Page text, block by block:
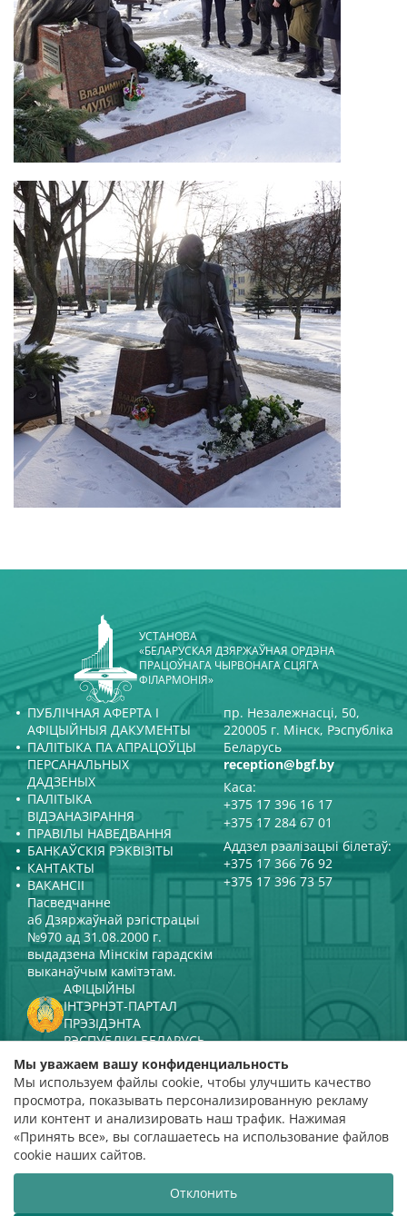
УСТАНОВА
«БЕЛАРУСКАЯ ДЗЯРЖАЎНАЯ ОРДЭНА
ПРАЦОЎНАГА ЧЫРВОНАГА СЦЯГА
ФІЛАРМОНІЯ»
ПУБЛІЧНАЯ АФЕРТА І
АФІЦЫЙНЫЯ ДАКУМЕНТЫ
ПАЛІТЫКА ПА АПРАЦОЎЦЫ
ПЕРСАНАЛЬНЫХ
ДАДЗЕНЫХ
ПАЛІТЫКА
ВІДЭАНАЗІРАННЯ
ПРАВІЛЫ НАВЕДВАННЯ
БАНКАЎСКІЯ РЭКВІЗІТЫ
КАНТАКТЫ
ВАКАНСІІ
пр. Незалежнасці, 50,
220005 г. Мінск, Рэспубліка
Беларусь
reception@bgf.by
Каса:
+375 17 396 16 17
+375 17 284 67 01
Аддзел рэалізацыі білетаў:
+375 17 366 76 92
+375 17 396 73 57
Пасведчанне
аб Дзяржаўнай рэгістрацыі
№970 ад 31.08.2000 г.
выдадзена Мінскім гарадскім
выканаўчым камітэтам.
АФІЦЫЙНЫ
ІНТЭРНЭТ-ПАРТАЛ
ПРЭЗІДЭНТА
РЭСПУБЛІКІ БЕЛАРУСЬ
МІНІСТЭРСТВА КУЛЬТУРЫ
РЭСПУБЛІКІ БЕЛАРУСЬ
ПАРТАЛ
РЭЙТЫНГАВАЙ АЦЭНКІ
адзнака 4,9
на падставе 112 водгукаў
Распрацоўка сайтаВТОП3
Мы уважаем вашу конфиденциальность
Мы используем файлы cookie, чтобы улучшить качество
просмотра, показывать персонализированную рекламу
или контент и анализировать наш трафик. Нажимая
«Принять все», вы соглашаетесь на использование файлов
cookie наших сайтов.
Отклонить